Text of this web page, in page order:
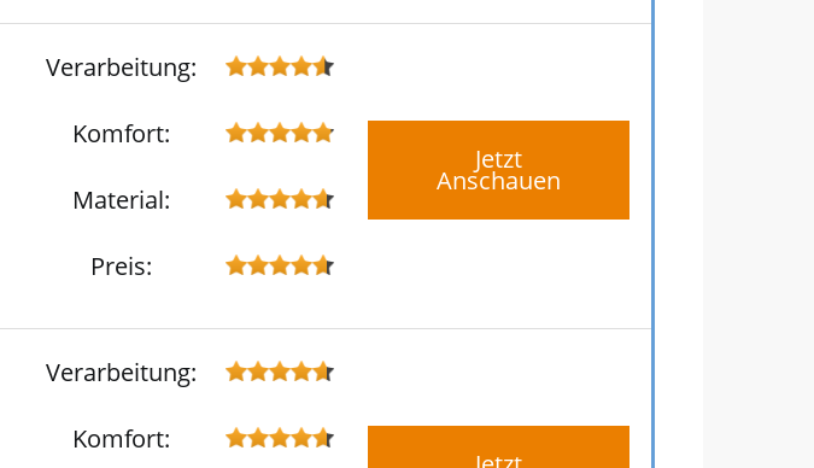
Verarbeitung:
Komfort:
Material:
Preis:
Jetzt
Anschauen
Verarbeitung:
Komfort: